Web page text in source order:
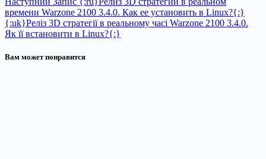
времени Warzone 2100 3.4.0. Как ее установить в Linux?{:}
{:uk}Реліз 3D стратегії в реальному часі Warzone 2100 3.4.0.
Як її встановити в Linux?{:}
Вам может понравится